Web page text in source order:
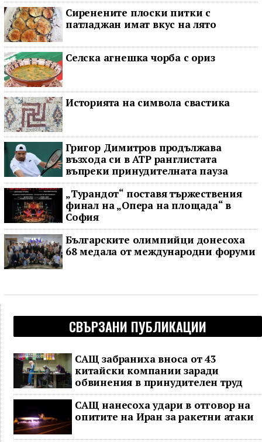
Сиренените плоски питки с
патладжан имат вкус на лято
Селска агнешка чорба с ориз
Историята на символа свастика
Григор Димитров продължава
възхода си в ATP ранглистата
въпреки принудителната пауза
„Турандот“ поставя тържествения
финал на „Опера на площада“ в
София
Българските олимпийци донесоха
68 медала от международни форуми
СВЪРЗАНИ ПУБЛИКАЦИИ
САЩ забраниха вноса от 43
китайски компании заради
обвинения в принудителен труд
САЩ нанесоха удари в отговор на
опитите на Иран за ракетни атаки